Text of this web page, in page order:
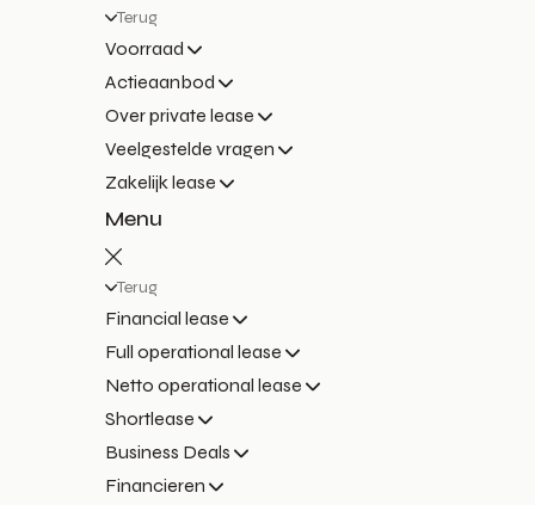
Terug
Voorraad
Actieaanbod
Over private lease
Veelgestelde vragen
Zakelijk lease
Menu
Terug
Financial lease
Full operational lease
Netto operational lease
Shortlease
Business Deals
Financieren